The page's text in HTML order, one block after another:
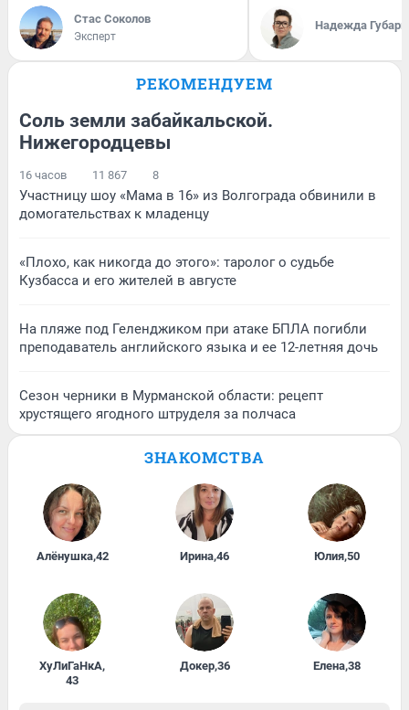
Стас Соколов
Эксперт
Надежда Губарь
РЕКОМЕНДУЕМ
Соль земли забайкальской.
Нижегородцевы
16 часов 11 867 8
Участницу шоу «Мама в 16» из Волгограда обвинили в
домогательствах к младенцу
«Плохо, как никогда до этого»: таролог о судьбе
Кузбасса и его жителей в августе
На пляже под Геленджиком при атаке БПЛА погибли
преподаватель английского языка и ее 12-летняя дочь
Сезон черники в Мурманской области: рецепт
хрустящего ягодного штруделя за полчаса
ЗНАКОМСТВА
Алёнушка,42 Ирина,46 Юлия,50
ХуЛиГаНкА,
43
Докер,36 Елена,38